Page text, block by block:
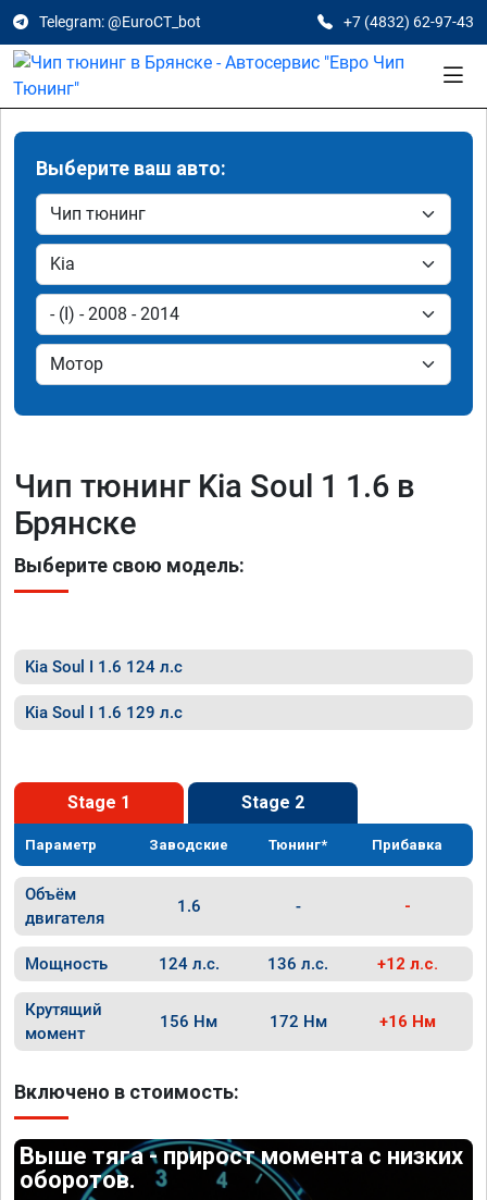
Telegram: @EuroCT_bot +7 (4832) 62-97-43
Выберите ваш авто:
Чип тюнинг Kia Soul 1 1.6 в
Брянске
Выберите свою модель:
Kia Soul I 1.6 124 л.с
Kia Soul I 1.6 129 л.с
Stage 1 Stage 2
Параметр Заводские Тюнинг* Прибавка
Объём
двигателя
1.6 - -
Мощность 124 л.с. 136 л.с. +12 л.с.
Крутящий
момент
156 Нм 172 Нм +16 Нм
Включено в стоимость:
Выше тяга - прирост момента с низких
оборотов.